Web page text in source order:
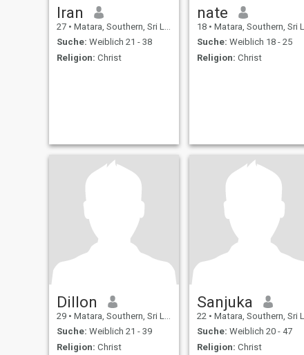
Iran
27 • Matara, Southern, Sri Lanka
Suche: Weiblich 21 - 38
Religion: Christ
nate
18 • Matara, Southern, Sri Lanka
Suche: Weiblich 18 - 25
Religion: Christ
Dillon
29 • Matara, Southern, Sri Lanka
Suche: Weiblich 21 - 39
Religion: Christ
Sanjuka
22 • Matara, Southern, Sri Lanka
Suche: Weiblich 20 - 47
Religion: Christ